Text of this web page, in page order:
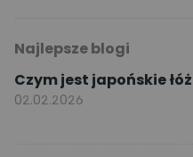
Najlepsze blogi
Czym jest japońskie
02.02.2026